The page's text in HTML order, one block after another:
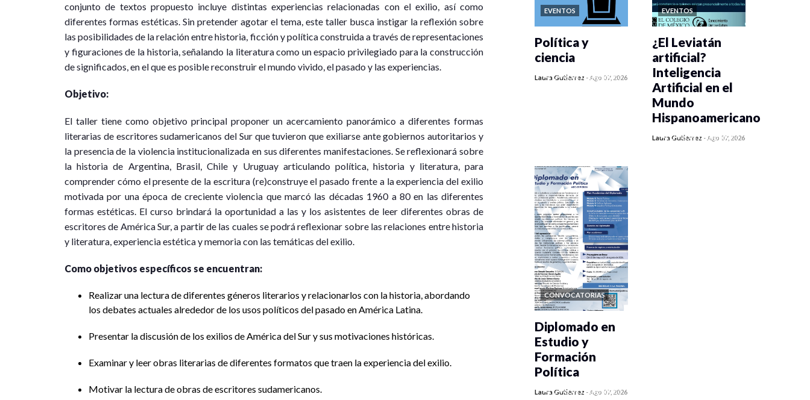
conjunto de textos propuesto incluye distintas experiencias relacionadas con el exilio, así como
diferentes formas estéticas. Sin pretender agotar el tema, este taller busca instigar la reflexión sobre
las posibilidades de la relación entre historia, ficción y política construida a través de representaciones
y figuraciones de la historia, señalando la literatura como un espacio privilegiado para la construcción
de significados, en el que es posible reconstruir el mundo vivido, el pasado y las experiencias.
Objetivo:
El taller tiene como objetivo principal proponer un acercamiento panorámico a diferentes formas
literarias de escritores sudamericanos del Sur que tuvieron que exiliarse ante gobiernos autoritarios y
la presencia de la violencia institucionalizada en sus diferentes manifestaciones. Se reflexionará sobre
la historia de Argentina, Brasil, Chile y Uruguay articulando política, historia y literatura, para
comprender cómo el presente de la escritura (re)construye el pasado frente a la experiencia del exilio
motivada por una época de creciente violencia que marcó las décadas 1960 a 80 en las diferentes
formas estéticas. El curso brindará la oportunidad a las y los asistentes de leer diferentes obras de
escritores de América Sur, a partir de las cuales se podrá reflexionar sobre las relaciones entre historia
y literatura, experiencia estética y memoria con las temáticas del exilio.
Como objetivos específicos se encuentran:
Realizar una lectura de diferentes géneros literarios y relacionarlos con la historia, abordando
los debates actuales alrededor de los usos políticos del pasado en América Latina.
Presentar la discusión de los exilios de América del Sur y sus motivaciones históricas.
Examinar y leer obras literarias de diferentes formatos que traen la experiencia del exilio.
Motivar la lectura de obras de escritores sudamericanos.
EVENTOS
0 veces compartido
Política y
ciencia
Laura Gutiérrez -Ago 07, 2026
EVENTOS
0 veces compartido
¿El Leviatán
artificial?
Inteligencia
Artificial en el
Mundo
Hispanoamericano
Laura Gutiérrez -Ago 07, 2026
CONVOCATORIAS
0 veces compartido
Diplomado en
Estudio y
Formación
Política
Laura Gutiérrez -Ago 07, 2026